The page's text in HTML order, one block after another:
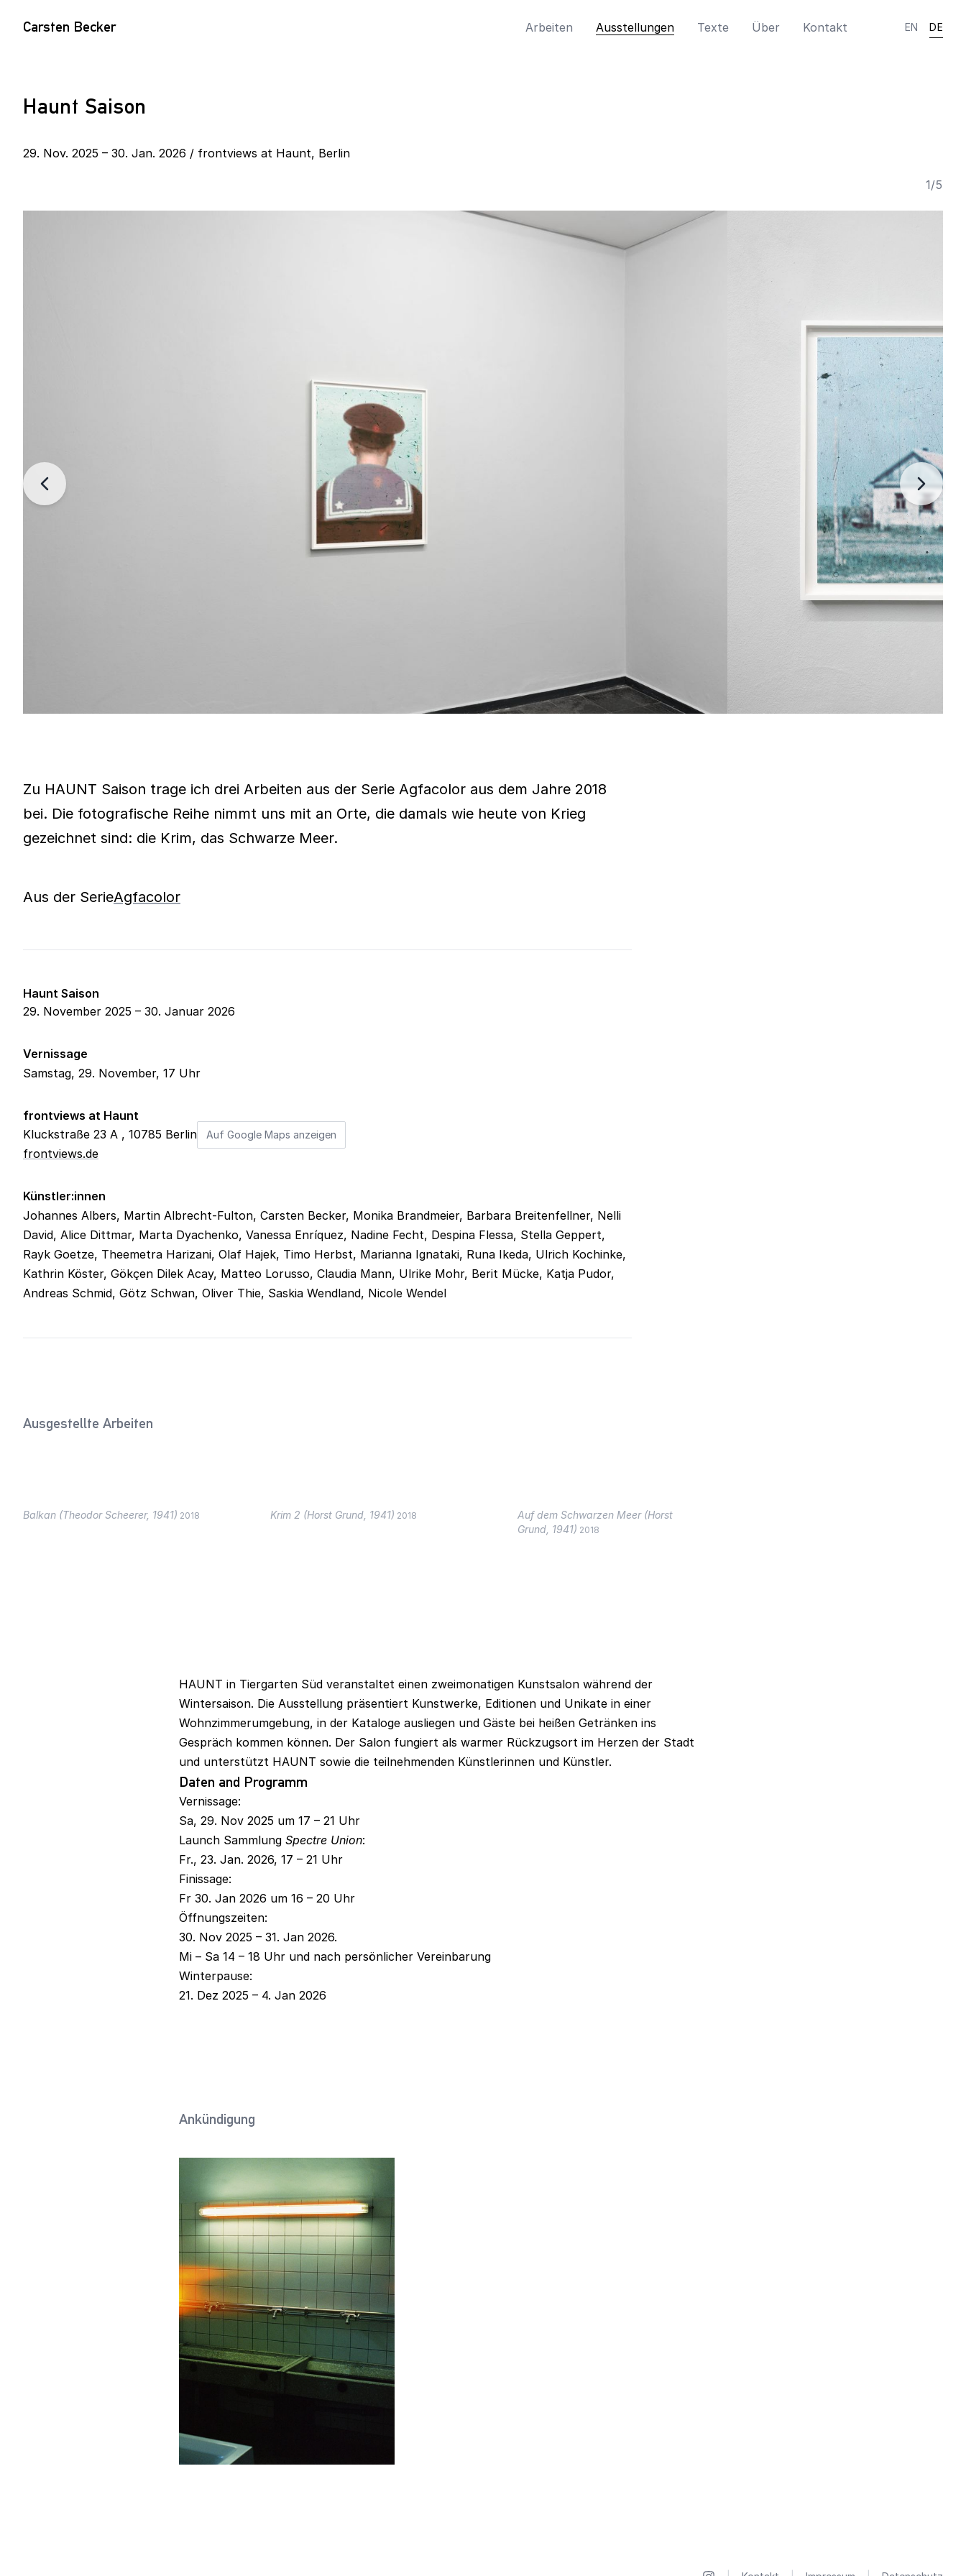
Carsten Becker Arbeiten Ausstellungen Texte Über Kontakt EN DE
Haunt Saison
29. Nov. 2025 – 30. Jan. 2026 / frontviews at Haunt, Berlin
1/5
Zu HAUNT Saison trage ich drei Arbeiten aus der Serie Agfacolor aus dem Jahre 2018
bei. Die fotografische Reihe nimmt uns mit an Orte, die damals wie heute von Krieg
gezeichnet sind: die Krim, das Schwarze Meer.
Aus der SerieAgfacolor
Haunt Saison
29. November 2025 – 30. Januar 2026
Vernissage
Samstag, 29. November, 17 Uhr
frontviews at Haunt
Kluckstraße 23 A , 10785 Berlin
frontviews.de
Auf Google Maps anzeigen
Künstler:innen
Johannes Albers, Martin Albrecht-Fulton, Carsten Becker, Monika Brandmeier, Barbara Breitenfellner, Nelli
David, Alice Dittmar, Marta Dyachenko, Vanessa Enríquez, Nadine Fecht, Despina Flessa, Stella Geppert,
Rayk Goetze, Theemetra Harizani, Olaf Hajek, Timo Herbst, Marianna Ignataki, Runa Ikeda, Ulrich Kochinke,
Kathrin Köster, Gökçen Dilek Acay, Matteo Lorusso, Claudia Mann, Ulrike Mohr, Berit Mücke, Katja Pudor,
Andreas Schmid, Götz Schwan, Oliver Thie, Saskia Wendland, Nicole Wendel
Ausgestellte Arbeiten
Balkan (Theodor Scheerer, 1941) 2018 Krim 2 (Horst Grund, 1941) 2018
Auf dem Schwarzen Meer (Horst
Grund, 1941) 2018
HAUNT in Tiergarten Süd veranstaltet einen zweimonatigen Kunstsalon während der
Wintersaison. Die Ausstellung präsentiert Kunstwerke, Editionen und Unikate in einer
Wohnzimmerumgebung, in der Kataloge ausliegen und Gäste bei heißen Getränken ins
Gespräch kommen können. Der Salon fungiert als warmer Rückzugsort im Herzen der Stadt
und unterstützt HAUNT sowie die teilnehmenden Künstlerinnen und Künstler.
Daten and Programm
Vernissage:
Sa, 29. Nov 2025 um 17 – 21 Uhr
Launch Sammlung Spectre Union:
Fr., 23. Jan. 2026, 17 – 21 Uhr
Finissage:
Fr 30. Jan 2026 um 16 – 20 Uhr
Öffnungszeiten:
30. Nov 2025 – 31. Jan 2026.
Mi – Sa 14 – 18 Uhr und nach persönlicher Vereinbarung
Winterpause:
21. Dez 2025 – 4. Jan 2026
Ankündigung